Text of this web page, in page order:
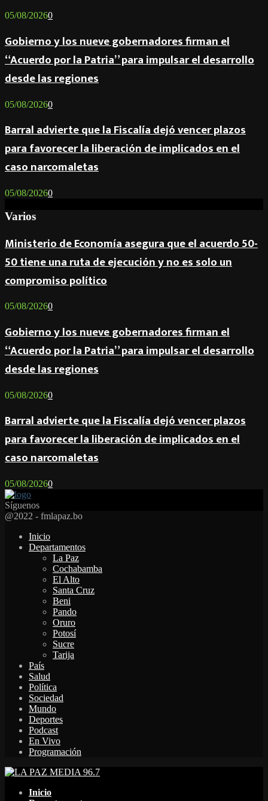
05/08/20260
Gobierno y los nueve gobernadores firman el
“Acuerdo por la Patria” para impulsar el desarrollo
desde las regiones
05/08/20260
Barral advierte que la Fiscalía dejó vencer plazos
para favorecer la liberación de implicados en el
caso narcomaletas
05/08/20260
Varios
Ministerio de Economía asegura que el acuerdo 50-
50 tiene una ruta de ejecución y no es solo un
compromiso político
05/08/20260
Gobierno y los nueve gobernadores firman el
“Acuerdo por la Patria” para impulsar el desarrollo
desde las regiones
05/08/20260
Barral advierte que la Fiscalía dejó vencer plazos
para favorecer la liberación de implicados en el
caso narcomaletas
05/08/20260
Síguenos
Facebook
Twitter
Instagram
Youtube
Email
Twitch
Whatsapp
@2022 - fmlapaz.bo
Inicio
Departamentos
La Paz
Cochabamba
El Alto
Santa Cruz
Beni
Pando
Oruro
Potosí
Sucre
Tarija
País
Salud
Política
Sociedad
Mundo
Deportes
Podcast
En Vivo
Programación
Inicio